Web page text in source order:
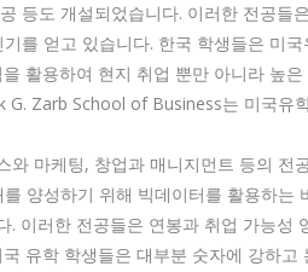
등도 개설되었습니다. 이러한 전공
를 얻고 있습니다. 한국 학생들은 미
활용하여 현지 취업 뿐만 아니라 높
G. Zarb School of Business는 미국유
와 마케팅, 창업과 매니지먼트 등의
양성하기 위해 빅데이터를 활용하
. 이러한 전공들은 연봉과 취업 가능
유학 학생들은 대부분 숫자에 강하